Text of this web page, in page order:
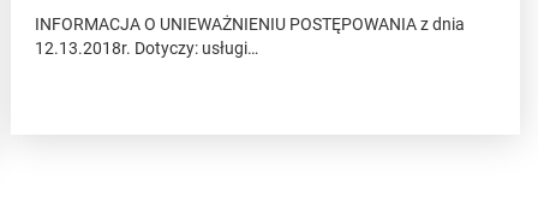
INFORMACJA O UNIEWAŻNIENIU POSTĘPOWANIA z dnia
12.13.2018r. Dotyczy: usługi…